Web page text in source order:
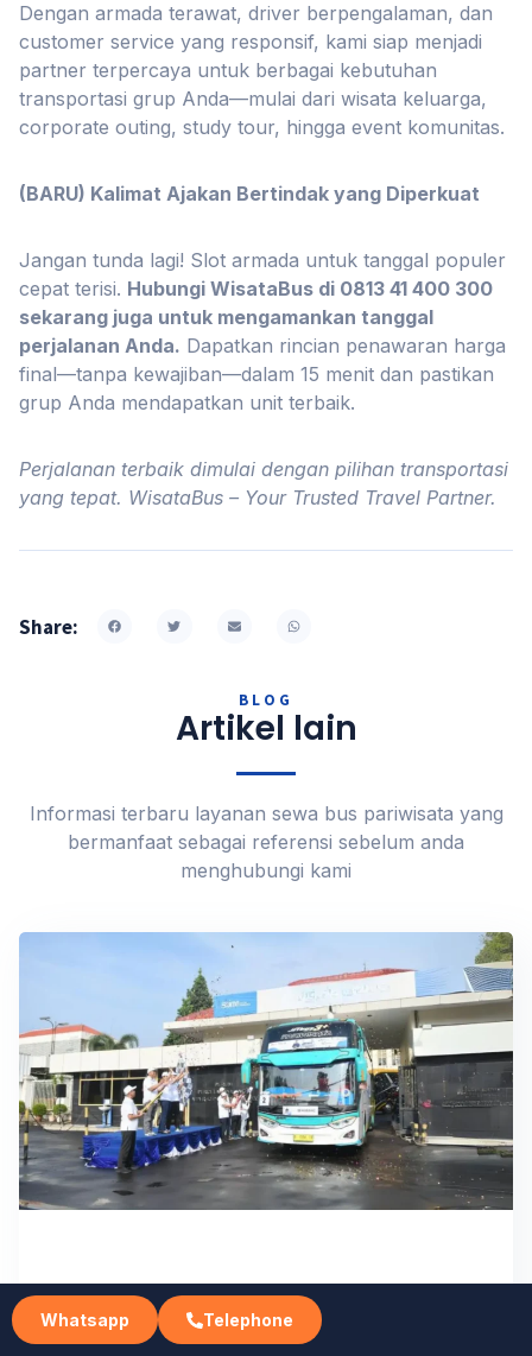
Dengan armada terawat, driver berpengalaman, dan
customer service yang responsif, kami siap menjadi
partner terpercaya untuk berbagai kebutuhan
transportasi grup Anda—mulai dari wisata keluarga,
corporate outing, study tour, hingga event komunitas.
(BARU) Kalimat Ajakan Bertindak yang Diperkuat
Jangan tunda lagi! Slot armada untuk tanggal populer
cepat terisi. Hubungi WisataBus di 0813 41 400 300
sekarang juga untuk mengamankan tanggal
perjalanan Anda. Dapatkan rincian penawaran harga
final—tanpa kewajiban—dalam 15 menit dan pastikan
grup Anda mendapatkan unit terbaik.
Perjalanan terbaik dimulai dengan pilihan transportasi
yang tepat. WisataBus – Your Trusted Travel Partner.
Share:
BLOG
Artikel lain
Informasi terbaru layanan sewa bus pariwisata yang
bermanfaat sebagai referensi sebelum anda
menghubungi kami
Whatsapp Telephone